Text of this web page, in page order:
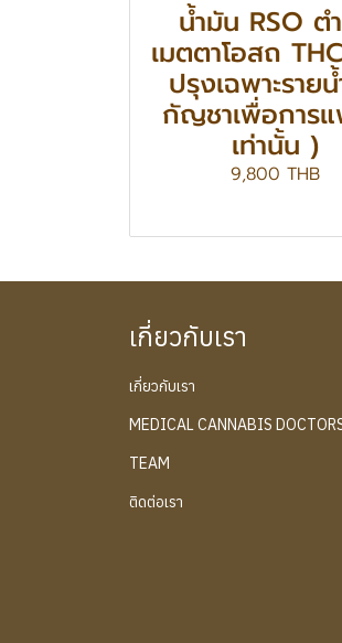
น้ำมัน RSO ต
เมตตาโอสถ
ปรุงเฉพาะราย
กัญชาเพื่อการ
เท่านั้น )
9,800 THB
เกี่ยวกับเรา
เกี่ยวกับเรา
MEDICAL CANNABIS
TEAM
ติดต่อเรา